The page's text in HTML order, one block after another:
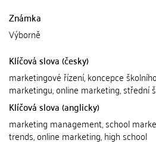
Známka
Výborně
Klíčová slova (česky)
marketingové řízení, koncepce
marketingu, online marketing, střední
Klíčová slova (anglicky)
marketing management, school
trends, online marketing, high school